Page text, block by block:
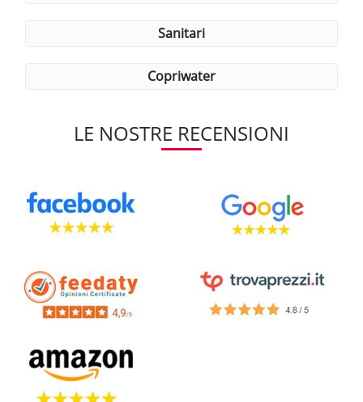
sanitari
copriwater
LE NOSTRE RECENSIONI